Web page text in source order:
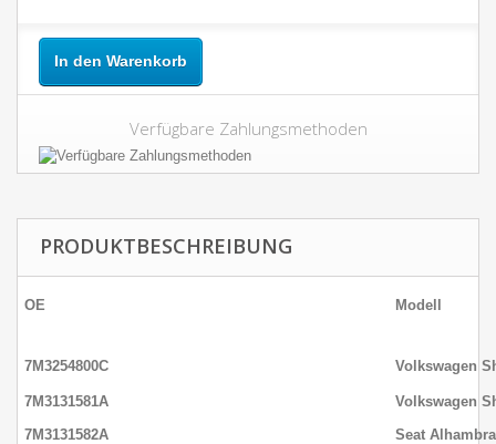
In den Warenkorb
Verfügbare Zahlungsmethoden
PRODUKTBESCHREIBUNG
OE Modell
7M3254800C Volkswagen
7M3131581A
Volkswagen
7M3131582A
Seat